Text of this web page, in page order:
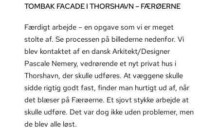
TOMBAK FACADE I THORSHAVN – FÆRØERNE
Færdigt arbejde – en opgave som vi er meget
stolte af. Se processen på billederne nedenfor. Vi
blev kontaktet af en dansk Arkitekt/Designer
Pascale Nemery, vedrørende et nyt privat hus i
Thorshavn, der skulle udføres. At væggene skulle
sidde rigtig godt fast, finder man hurtigt ud af, når
det blæser på Færøerne. Et sjovt stykke arbejde at
skulle udføre. Det var dog ikke uden problemer, men
de blev alle løst.